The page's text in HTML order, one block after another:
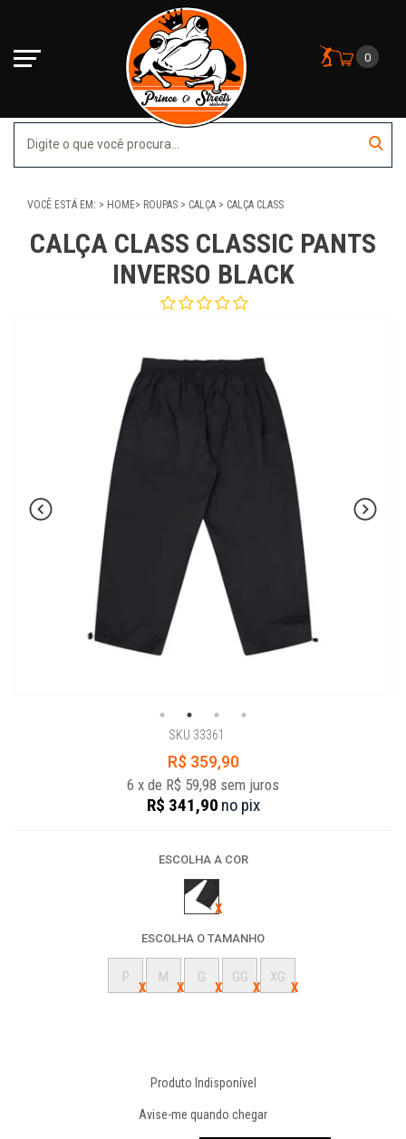
0
VOCÊ ESTÁ EM: HOME ROUPAS CALÇA CALÇA CLASS
CALÇA CLASS CLASSIC PANTS
INVERSO BLACK
SKU 33361
R$ 359,90
6 x de R$ 59,98 sem juros
R$ 341,90 no pix
ESCOLHA A COR
ESCOLHA O TAMANHO
P M G GG XG
Produto Indisponível
Avise-me quando chegar